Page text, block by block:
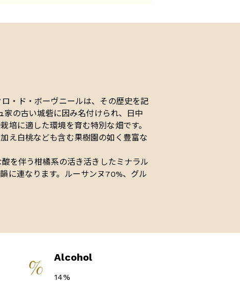
・ド・ボーヴニールは、その歴史を記
の古い城砦に因み名付けられ、日中
培に適した環境を育む特別な畑です。
え白桃なども含む果樹園の如く豊富な
を伴う柑橘系の活き活きしたミナラル
に連なります。ルーサンヌ70%、グル
Alcohol
14%